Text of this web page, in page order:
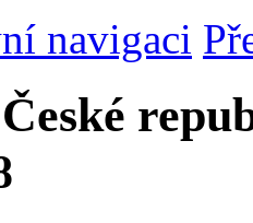
navigaci